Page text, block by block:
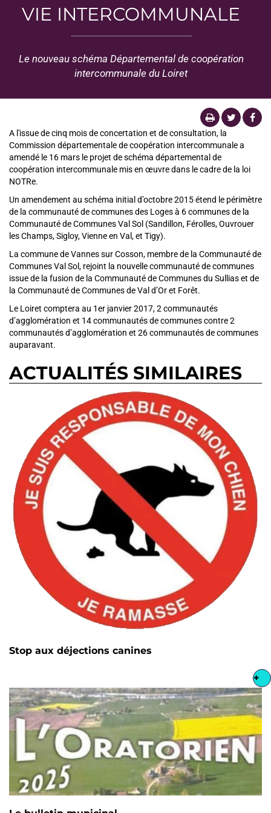
VIE INTERCOMMUNALE
Le nouveau schéma Départemental de coopération
intercommunale du Loiret
A l'issue de cinq mois de concertation et de consultation, la
Commission départementale de coopération intercommunale a
amendé le 16 mars le projet de schéma départemental de
coopération intercommunale mis en œuvre dans le cadre de la loi
NOTRe.
Un amendement au schéma initial d’octobre 2015 étend le périmètre
de la communauté de communes des Loges à 6 communes de la
Communauté de Communes Val Sol (Sandillon, Férolles, Ouvrouer
les Champs, Sigloy, Vienne en Val, et Tigy).
La commune de Vannes sur Cosson, membre de la Communauté de
Communes Val Sol, rejoint la nouvelle communauté de communes
issue de la fusion de la Communauté de Communes du Sullias et de
la Communauté de Communes de Val d’Or et Forêt.
Le Loiret comptera au 1er janvier 2017, 2 communautés
d’agglomération et 14 communautés de communes contre 2
communautés d’agglomération et 26 communautés de communes
auparavant.
ACTUALITÉS SIMILAIRES
Stop aux déjections canines
+